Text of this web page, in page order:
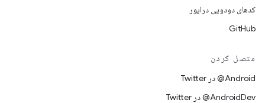
کدهای دودویی درایور
GitHub
متصل کردن
Android@ در Twitter
AndroidDev@ در Twitter